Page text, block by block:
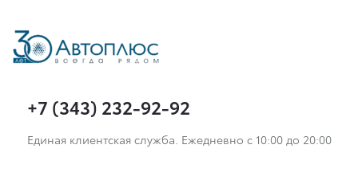
+7 (343) 232-92-92
Единая клиентская служба. Ежедневно с 10:00 до 20:00